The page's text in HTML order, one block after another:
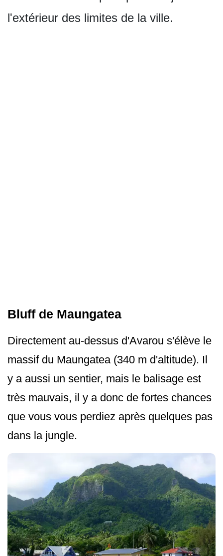
l'extérieur des limites de la ville.
Bluff de Maungatea
Directement au-dessus d'Avarou s'élève le
massif du Maungatea (340 m d'altitude). Il
y a aussi un sentier, mais le balisage est
très mauvais, il y a donc de fortes chances
que vous vous perdiez après quelques pas
dans la jungle.